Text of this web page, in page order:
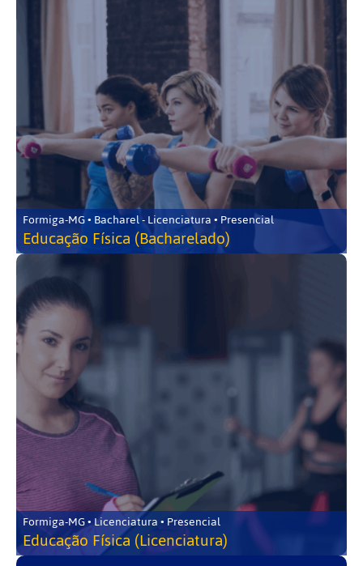
Formiga-MG • Bacharel - Licenciatura • Presencial
Educação Física (Bacharelado)
Formiga-MG • Licenciatura • Presencial
Educação Física (Licenciatura)